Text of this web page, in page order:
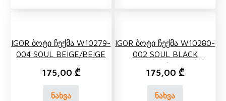
IGOR Ბოტი Ჩექმა W10279-
004 SOUL BEIGE/BEIGE
175,00 ₾
ნახვა
IGOR Ბოტი Ჩექმა W10280-
002 SOUL BLACK
NEGRO/BLACK
175,00 ₾
ნახვა